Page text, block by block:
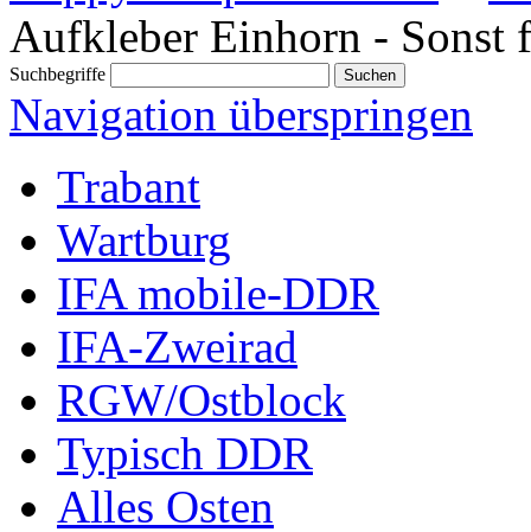
Aufkleber Einhorn - Sonst
Suchbegriffe
Navigation überspringen
Trabant
Wartburg
IFA mobile-DDR
IFA-Zweirad
RGW/Ostblock
Typisch DDR
Alles Osten